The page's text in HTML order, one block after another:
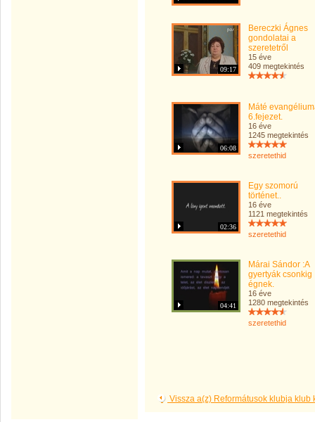
09:17
Bereczki Ágnes
gondolatai a
szeretetről
15 éve
409 megtekintés
06:08
Máté
6.fejezet.
16 éve
1245 megtekintés
szeretethid
02:36
Egy szomorú
történet..
16 éve
1121 megtekintés
szeretethid
04:41
Márai Sándor :A
gyertyák csonkig
égnek.
16 éve
1280 megtekintés
szeretethid
Vissza a(z) Reformátusok klubja